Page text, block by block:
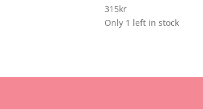
315kr
Only 1 left in stock